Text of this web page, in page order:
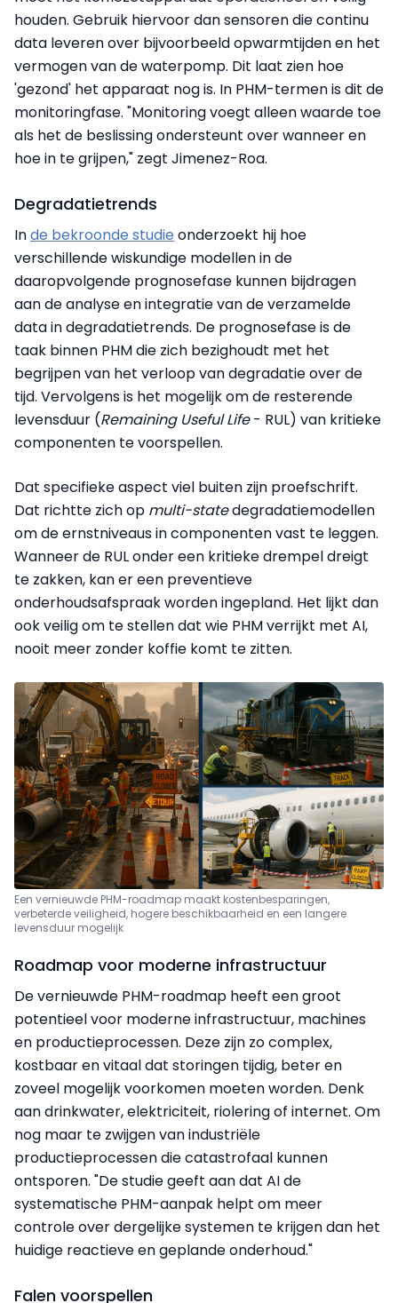
houden. Gebruik hiervoor dan sensoren die continu
data leveren over bijvoorbeeld opwarmtijden en het
vermogen van de waterpomp. Dit laat zien hoe
'gezond' het apparaat nog is. In PHM-termen is dit de
monitoringfase. "Monitoring voegt alleen waarde toe
als het de beslissing ondersteunt over wanneer en
hoe in te grijpen," zegt Jimenez-Roa.
Degradatietrends
Inde bekroonde studie onderzoekt hij hoe
verschillende wiskundige modellen in de
daaropvolgende prognosefase kunnen bijdragen
aan de analyse en integratie van de verzamelde
data in degradatietrends. De prognosefase is de
taak binnen PHM die zich bezighoudt met het
begrijpen van het verloop van degradatie over de
tijd. Vervolgens is het mogelijk om de resterende
levensduur (Remaining Useful Life- RUL) van kritieke
componenten te voorspellen.
Dat specifieke aspect viel buiten zijn proefschrift.
Dat richtte zich op multi-statedegradatiemodellen
om de ernstniveaus in componenten vast te leggen.
Wanneer de RUL onder een kritieke drempel dreigt
te zakken, kan er een preventieve
onderhoudsafspraak worden ingepland. Het lijkt dan
ook veilig om te stellen dat wie PHM verrijkt met AI,
nooit meer zonder koffie komt te zitten.
Een vernieuwde PHM-roadmap maakt kostenbesparingen,
verbeterde veiligheid, hogere beschikbaarheid en een langere
levensduur mogelijk
Roadmap voor moderne infrastructuur
De vernieuwde PHM-roadmap heeft een groot
potentieel voor moderne infrastructuur, machines
en productieprocessen. Deze zijn zo complex,
kostbaar en vitaal dat storingen tijdig, beter en
zoveel mogelijk voorkomen moeten worden. Denk
aan drinkwater, elektriciteit, riolering of internet. Om
nog maar te zwijgen van industriële
productieprocessen die catastrofaal kunnen
ontsporen. "De studie geeft aan dat AI de
systematische PHM-aanpak helpt om meer
controle over dergelijke systemen te krijgen dan het
huidige reactieve en geplande onderhoud."
Falen voorspellen